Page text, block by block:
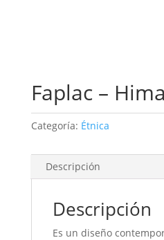
Faplac –
Categoría: Étnica
Descripción
Descripción
Es un diseño